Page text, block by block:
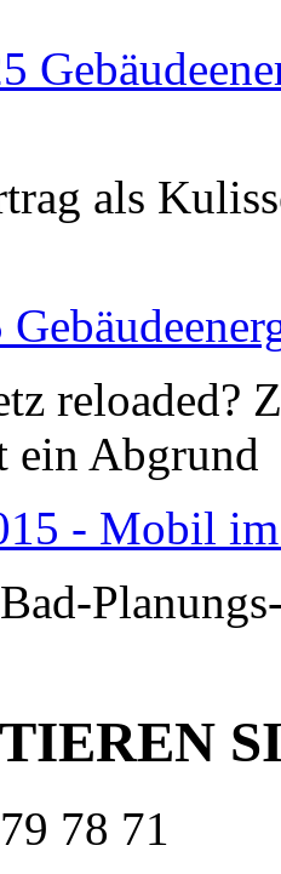
als
reloaded?
ein Abgrund
- Mobil
78 71